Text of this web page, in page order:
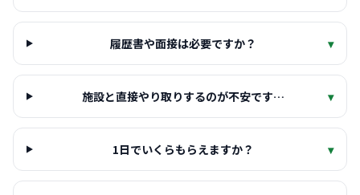
履歴書や面接は必要ですか？ ▾
施設と直接やり取りするのが不安です… ▾
1日でいくらもらえますか？ ▾